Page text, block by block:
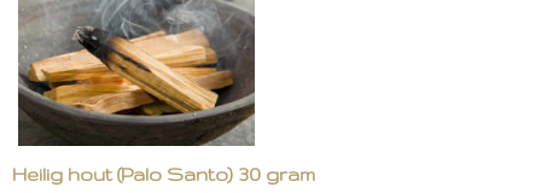
Heilig hout (Palo Santo) 30 gram